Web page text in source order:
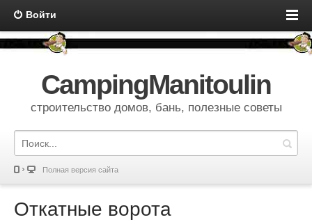
Войти
CampingManitoulin
строительство домов, бань, полезные советы
Полная версия сайта
Откатные ворота